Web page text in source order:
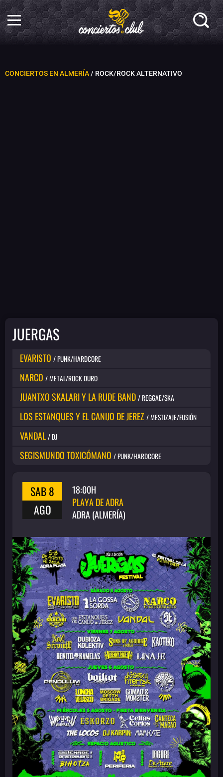
CONCIERTOS EN ALMERÍA/ ROCK/ROCK ALTERNATIVO
JUERGAS
EVARISTO / PUNK/HARDCORE
NARCO / METAL/ROCK DURO
JUANTXO SKALARI Y LA RUDE BAND / REGGAE/SKA
LOS ESTANQUES Y EL CANIJO DE JEREZ / MESTIZAJE/FUSIÓN
VANDAL / DJ
SEGISMUNDO TOXICÓMANO / PUNK/HARDCORE
SAB 8
AGO
18:00H
PLAYA DE ADRA
ADRA (ALMERÍA)